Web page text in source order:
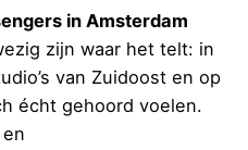
in Amsterdam
zijn waar het telt: in
van Zuidoost en op
écht gehoord voelen.